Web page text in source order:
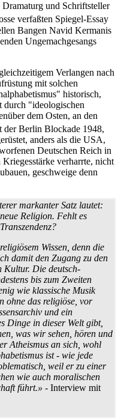
Dramaturg und Schriftsteller
verfaßten Spiegel-Essay
Bangen Navid Kermanis
Ungemach­gesangs
Verlangen nach
mit solchen
historisch,
durch "ideologischen
dem Osten, an den
der Berlin Blockade 1948,
anders als die USA,
Deutschen Reich in
verharrte, nicht
geschweige denn
markanter Satz lautet:
Religion. Fehlt es
Wissen, denn die
damit den Zugang zu den
Kultur. Die deutsch­
bis zum Zweiten
wie klassische Musik
ohne das religiöse, vor
und ein
Dinge in dieser Welt gibt,
was wir sehen, hören und
Atheismus an sich, wohl
ist - wie jede
weil er zu einer
wie auch moralischen
führt.» - Interview mit